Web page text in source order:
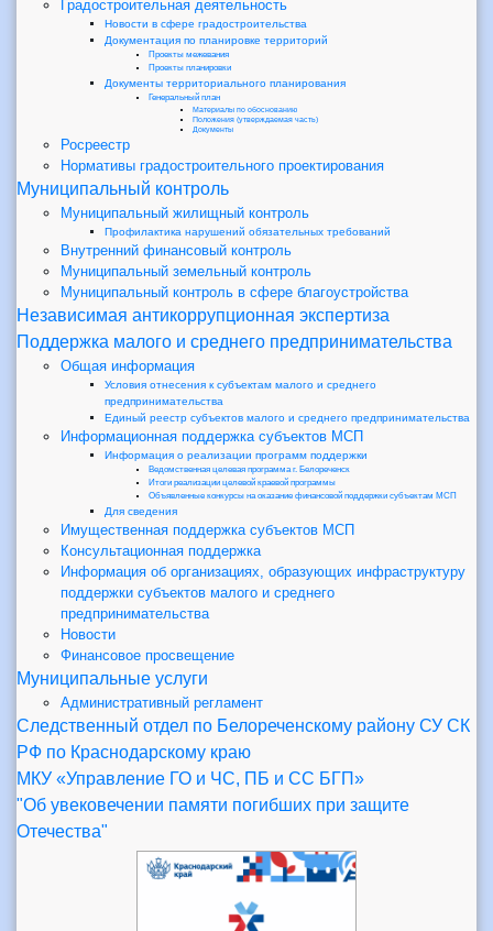
Градостроительная деятельность
Новости в сфере градостроительства
Документация по планировке территорий
Проекты межевания
Проекты планировки
Документы территориального планирования
Генеральный план
Материалы по обоснованию
Положения (утверждаемая часть)
Документы
Росреестр
Нормативы градостроительного проектирования
Муниципальный контроль
Муниципальный жилищный контроль
Профилактика нарушений обязательных требований
Внутренний финансовый контроль
Муниципальный земельный контроль
Муниципальный контроль в сфере благоустройства
Независимая антикоррупционная экспертиза
Поддержка малого и среднего предпринимательства
Общая информация
Условия отнесения к субъектам малого и среднего
предпринимательства
Единый реестр субъектов малого и среднего предпринимательства
Информационная поддержка субъектов МСП
Информация о реализации программ поддержки
Ведомственная целевая программа г. Белореченск
Итоги реализации целевой краевой программы
Объявленные конкурсы на оказание финансовой поддержки субъектам МСП
Для сведения
Имущественная поддержка субъектов МСП
Консультационная поддержка
Информация об организациях, образующих инфраструктуру
поддержки субъектов малого и среднего
предпринимательства
Новости
Финансовое просвещение
Муниципальные услуги
Административный регламент
Следственный отдел по Белореченскому району СУ СК
РФ по Краснодарскому краю
МКУ «Управление ГО и ЧС, ПБ и СС БГП»
"Об увековечении памяти погибших при защите
Отечества"